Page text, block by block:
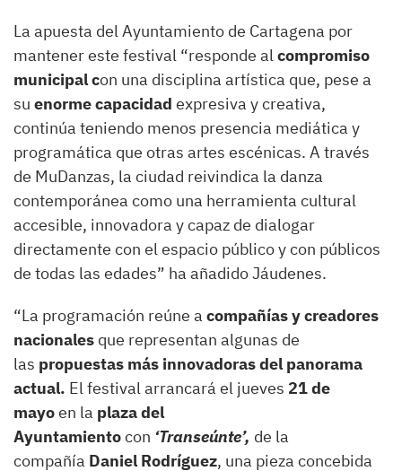
La apuesta del Ayuntamiento de Cartagena por
mantener este festival “responde alcompromiso
municipal con una disciplina artística que, pese a
su enorme capacidad expresiva y creativa,
continúa teniendo menos presencia mediática y
programática que otras artes escénicas. A través
de MuDanzas, la ciudad reivindica la danza
contemporánea como una herramienta cultural
accesible, innovadora y capaz de dialogar
directamente con el espacio público y con públicos
de todas las edades” ha añadido Jáudenes.
“La programación reúne a compañías y creadores
nacionales que representan algunas de
las propuestas más innovadoras del panorama
actual. El festival arrancará el jueves 21 de
mayoen la plaza del
Ayuntamientocon ‘Transeúnte’, de la
compañía Daniel Rodríguez, una pieza concebida